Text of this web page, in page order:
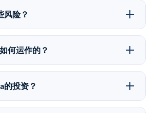
户来表达对Dana股份的投资意向。
是FINRA注册的经纪交易商，
纪超过5亿美元的另类投资。
风险？
大风险。Dana的股份流动性低，意
可以快速出售。不存在确定的退出时
备。私有公司的估值在融资轮次之间
资者应在投资前咨询其财务顾问并审
何运作的？
合格投资者通过二级市场平台从现有
期投资者或其他持有人）处购买股
纪交易商促成这些交易，代表双方处
的投资？
两种退出途径：在二级市场将股份出